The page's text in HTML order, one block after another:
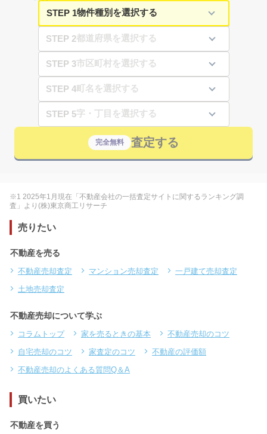
STEP 1
STEP 2
STEP 3
STEP 4
STEP 5
完全無料 査定する
※1 2025年1月現在「不動産会社の一括査定サイトに関するランキング調
査」より(株)東京商工リサーチ
売りたい
不動産を売る
不動産売却査定 マンション売却査定
一戸建て売却査定
土地売却査定
不動産売却について学ぶ
コラムトップ 家を売るときの基本
不動産売却のコツ
自宅売却のコツ
家査定のコツ
不動産の評価額
不動産売却のよくある質問Q＆A
買いたい
不動産を買う